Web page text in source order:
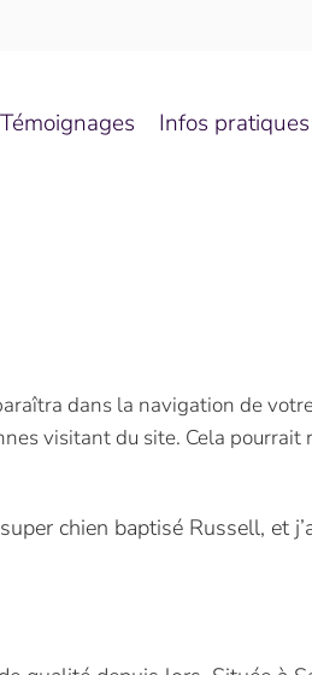
Témoignages Infos pratiques
dans la navigation de
visitant du site. Cela pourrait
chien baptisé Russell, et